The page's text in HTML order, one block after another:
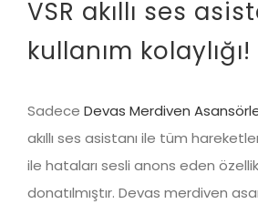
VSR akıllı ses
kullanım kolaylığı!
Sadece Devas Merdiven
akıllı ses asistanı ile tüm
ile hataları sesli anons eden
donatılmıştır. Devas merdiven